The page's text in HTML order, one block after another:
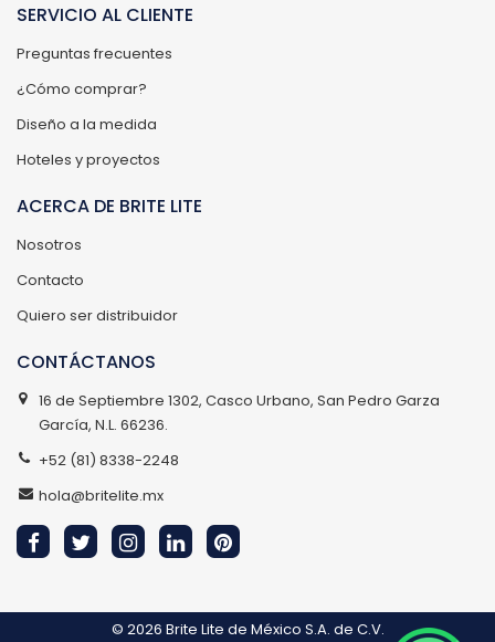
SERVICIO AL CLIENTE
Preguntas frecuentes
¿Cómo comprar?
Diseño a la medida
Hoteles y proyectos
ACERCA DE BRITE LITE
Nosotros
Contacto
Quiero ser distribuidor
CONTÁCTANOS
16 de Septiembre 1302, Casco Urbano, San Pedro Garza
García, N.L. 66236.
+52 (81) 8338-2248
hola@britelite.mx
© 2026 Brite Lite de México S.A. de C.V.